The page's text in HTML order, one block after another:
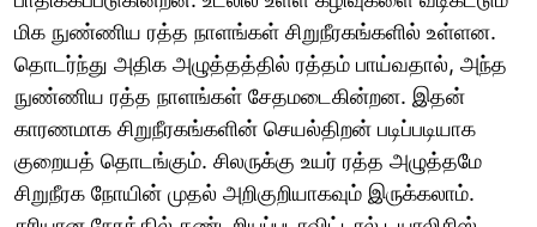
மிக நுண்ணிய ரத்த நாளங்கள் சிறுநீரகங்களில் உள்ளன.
தொடர்ந்து அதிக அழுத்தத்தில் ரத்தம் பாய்வதால், அந்த
நுண்ணிய ரத்த நாளங்கள் சேதமடைகின்றன. இதன்
காரணமாக சிறுநீரகங்களின் செயல்திறன் படிப்படியாக
குறையத் தொடங்கும். சிலருக்கு உயர் ரத்த அழுத்தமே
சிறுநீரக நோயின் முதல் அறிகுறியாகவும் இருக்கலாம்.